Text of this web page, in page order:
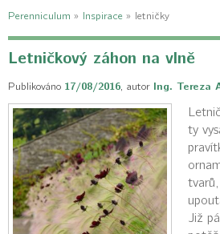
Perenniculum » Inspirace » letničky
Letničkový záhon na vlně
Publikováno 17/08/2016 autor Ing. Tereza
ty
Již